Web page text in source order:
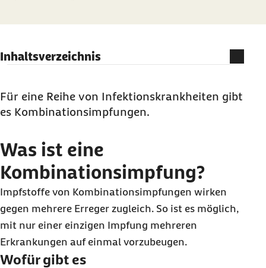
Inhaltsverzeichnis
Welche Kombinationsimpfungen gibt es?
Gibt es bei Kombinationsimpfungen mehr
Für eine Reihe von Infektionskrankheiten gibt
es Kombinationsimpfungen.
Was ist eine
Kombinationsimpfung?
Impfstoffe von Kombinationsimpfungen wirken
gegen mehrere Erreger zugleich. So ist es möglich,
mit nur einer einzigen Impfung mehreren
Erkrankungen auf einmal vorzubeugen.
Wofür gibt es